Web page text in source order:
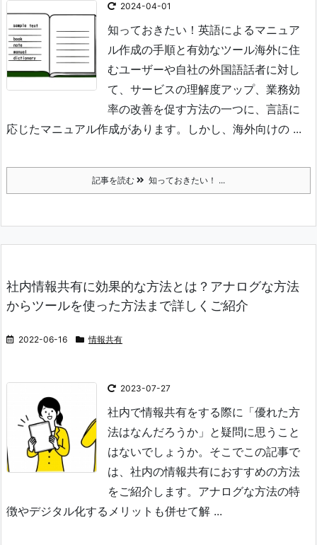
2024-04-01
知っておきたい！英語によるマニュア
ル作成の手順と有効なツール海外に住
むユーザーや自社の外国語話者に対し
て、サービスの理解度アップ、業務効
率の改善を促す方法の一つに、言語に
応じたマニュアル作成があります。しかし、海外向けの ...
記事を読む 知っておきたい！ ...
社内情報共有に効果的な方法とは？アナログな方法
からツールを使った方法まで詳しくご紹介
2022-06-16 情報共有
2023-07-27
社内で情報共有をする際に「優れた方
法はなんだろうか」と疑問に思うこと
はないでしょうか。 そこでこの記事で
は、社内の情報共有におすすめの方法
をご紹介します。 アナログな方法の特
徴やデジタル化するメリットも併せて解 ...